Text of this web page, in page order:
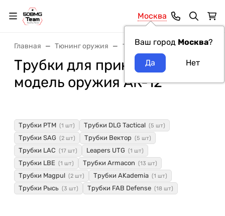
Москва
Ваш город Москва?
Главная Тюнинг оружия Трубки для прикладов
Трубки для прикладов
модель оружия АК-12
Трубки РТМ (1 шт) Трубки DLG Tactical (5 шт)
Трубки SAG (2 шт) Трубки Вектор (5 шт)
Трубки LAC (17 шт) Leapers UTG (1 шт)
Трубки LBE (1 шт) Трубки Armacon (13 шт)
Трубки Magpul (2 шт) Трубки AKademia (1 шт)
Трубки Рысь (3 шт) Трубки FAB Defense (18 шт)